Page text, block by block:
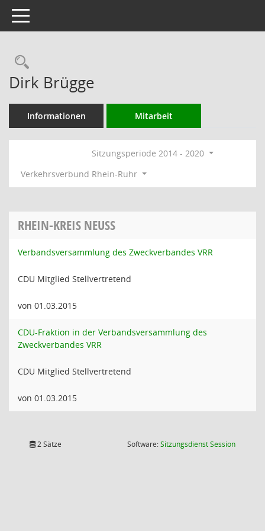
Toggle navigation
Rechercheauswahl
Dirk Brügge
Informationen Mitarbeit
Sitzungsperiode 2014 - 2020
Verkehrsverbund Rhein-Ruhr
RHEIN-KREIS NEUSS
Verbandsversammlung des Zweckverbandes VRR
CDU Mitglied Stellvertretend
von 01.03.2015
CDU-Fraktion in der Verbandsversammlung des
Zweckverbandes VRR
CDU Mitglied Stellvertretend
von 01.03.2015
2 Sätze Software:SitzungsdienstSession(Wird in